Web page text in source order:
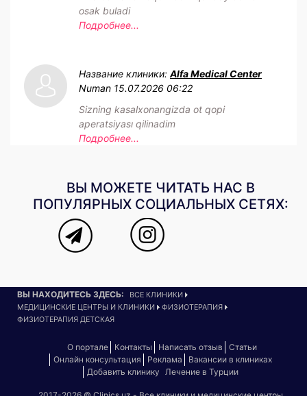
osak buladi
Подробнее...
Название клиники: Alfa Medical Center
Numan 15.07.2026 06:22
Sizning kasalxonangizda ot qopi
aperatsiyası qilinadim
Подробнее...
ВЫ МОЖЕТЕ ЧИТАТЬ НАС В
ПОПУЛЯРНЫХ СОЦИАЛЬНЫХ СЕТЯХ:
ВЫ НАХОДИТЕСЬ ЗДЕСЬ:
ВСЕ КЛИНИКИ
МЕДИЦИНСКИЕ ЦЕНТРЫ И КЛИНИКИ
ФИЗИОТЕРАПИЯ
ФИЗИОТЕРАПИЯ ДЕТСКАЯ
О портале Контакты Написать отзыв
Статьи
Онлайн консультация
Реклама
Вакансии в клиниках
Добавить клинику
Лечение в Турции